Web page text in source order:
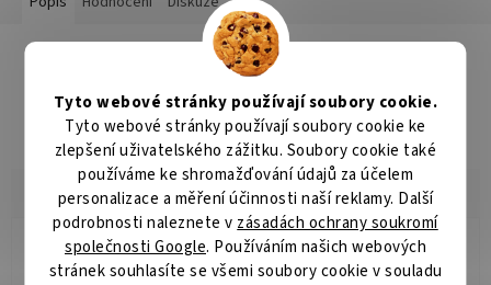
Tyto webové stránky používají soubory cookie.
Tyto webové stránky používají soubory cookie ke
zlepšení uživatelského zážitku. Soubory cookie také
používáme ke shromažďování údajů za účelem
personalizace a měření účinnosti naší reklamy. Další
podrobnosti naleznete v zásadách ochrany soukromí
společnosti Google. Používáním našich webových
stránek souhlasíte se všemi soubory cookie v souladu
Detailní popis produktu
Popis produktu není dostupný
RH Radomír Hurník